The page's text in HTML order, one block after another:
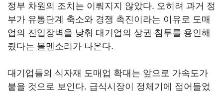
정부 차원의 조치는 이뤄지지 않았다. 오히려 과거 정
부가 유통단계 축소와 경쟁 촉진이라는 이유로 도매
업의 진입장벽을 낮춰 대기업의 상권 침투를 용인해
줬다는 볼멘소리가 나온다.
대기업들의 식자재 도매업 확대는 앞으로 가속도가
붙을 것으로 보인다. 급식시장이 정체기에 접어들었